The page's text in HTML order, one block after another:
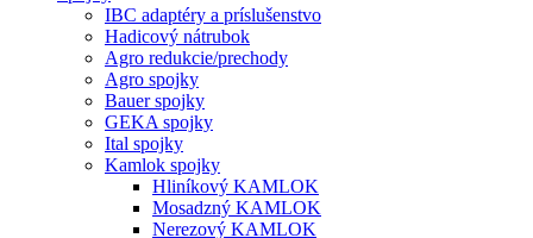
IBC adaptéry a príslušenstvo
Hadicový nátrubok
Agro redukcie/prechody
Agro spojky
Bauer spojky
GEKA spojky
Ital spojky
Kamlok spojky
Hliníkový KAMLOK
Mosadzný KAMLOK
Nerezový KAMLOK